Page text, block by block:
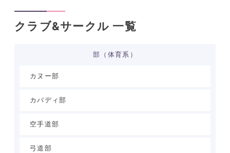
クラブ&サークル 一覧
部（体育系）
カヌー部
カバディ部
空手道部
弓道部